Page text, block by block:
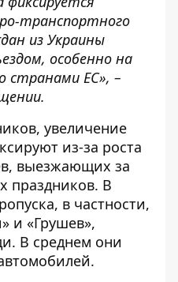
транспортного
из Украины
особенно на
странами ЕС», –
увеличение
из-за роста
выезжающих за
праздников. В
в частности,
и «Грушев»,
В среднем они